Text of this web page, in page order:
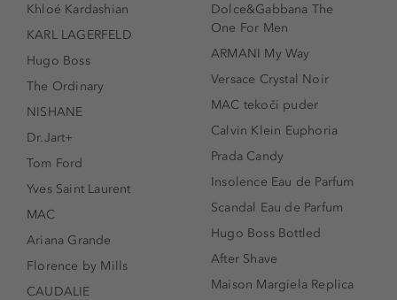
Khloé Kardashian
KARL LAGERFELD
Hugo Boss
The Ordinary
NISHANE
Dr.Jart+
Tom Ford
Yves Saint Laurent
MAC
Ariana Grande
Florence by Mills
CAUDALIE
Dolce&Gabbana The
One For Men
ARMANI My Way
Versace Crystal Noir
MAC tekoči puder
Calvin Klein Euphoria
Prada Candy
Insolence Eau de Parfum
Scandal Eau de Parfum
Hugo Boss Bottled
After Shave
Maison Margiela Replica